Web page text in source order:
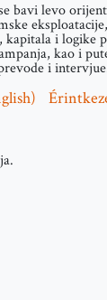
bavi levo
i logike
kao i
i